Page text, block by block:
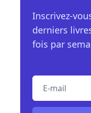
Inscrivez-
derniers
fois par
E-mail